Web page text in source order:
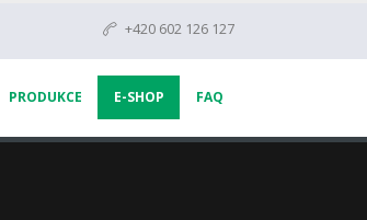
+420 602 126 127
PRODUKCE E-SHOP FAQ